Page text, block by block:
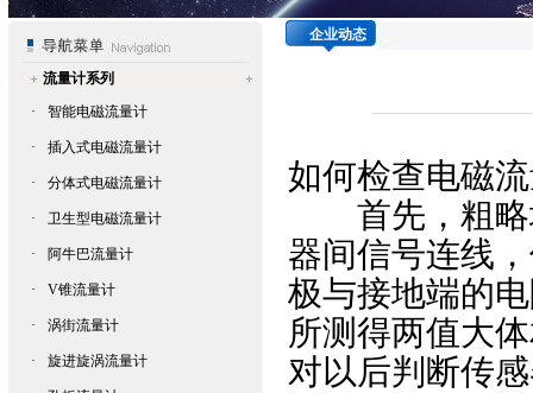
流量计系列
·
智能电磁流量计
· 插入式电磁流量计
· 分体式电磁流量计
· 卫生型电磁流量计
· 阿牛巴流量计
· V锥流量计
· 涡街流量计
· 旋进旋涡流量计
企业动态
如何检查电磁
首先，粗略
器间信号连线
极与接地端的
所测得两值大
对以后判断传